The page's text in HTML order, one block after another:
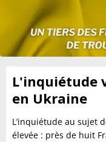
L'inquiétude
en Ukraine
L’inquiétude au sujet
élevée : près de huit